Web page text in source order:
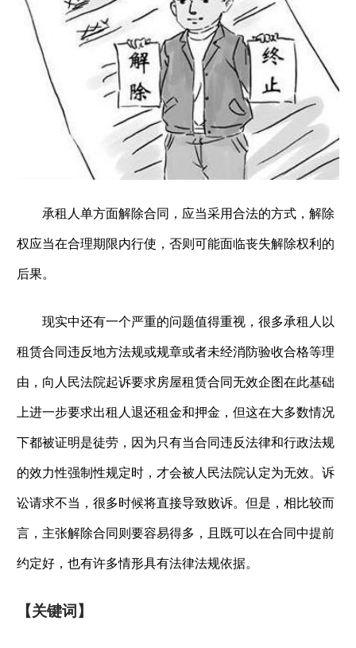
承租人单方面解除合同，应当采用合法的方式，解除
权应当在合理期限内行使，否则可能面临丧失解除权利的
后果。
现实中还有一个严重的问题值得重视，很多承租人以
租赁合同违反地方法规或规章或者未经消防验收合格等理
由，向人民法院起诉要求房屋租赁合同无效企图在此基础
上进一步要求出租人退还租金和押金，但这在大多数情况
下都被证明是徒劳，因为只有当合同违反法律和行政法规
的效力性强制性规定时，才会被人民法院认定为无效。诉
讼请求不当，很多时候将直接导致败诉。但是，相比较而
言，主张解除合同则要容易得多，且既可以在合同中提前
约定好，也有许多情形具有法律法规依据。
【关键词】